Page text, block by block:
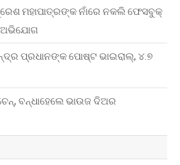
ମହାପାତ୍ରଙ୍କ ନାଁରେ ନକଲି ଫେସବୁକ୍
ଅଭିଯୋଗ
ପ୍ରଧାନଙ୍କ ପୋଷ୍ଟ ଭାଇରାଲ୍, ୪.୭
ବନ୍ଧାହେଲେ ଭାଉଜ ଦିଅର